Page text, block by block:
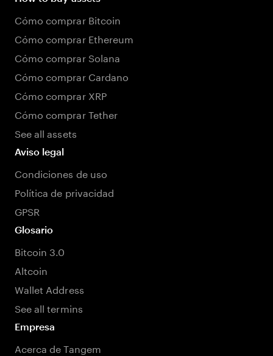
Cómo comprar Bitcoin
Cómo comprar Ethereum
Cómo comprar Solana
Cómo comprar Cardano
Cómo comprar XRP
Cómo comprar Tether
See all assets
Aviso legal
Condiciones de uso
Política de privacidad
GPSR
Glosario
Bitcoin 3.0
Altcoin
Wallet Address
See all termins
Empresa
Acerca de Tangem